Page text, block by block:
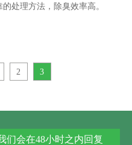
处理方法，除臭效率高。
2 3
们会在48小时之内回复